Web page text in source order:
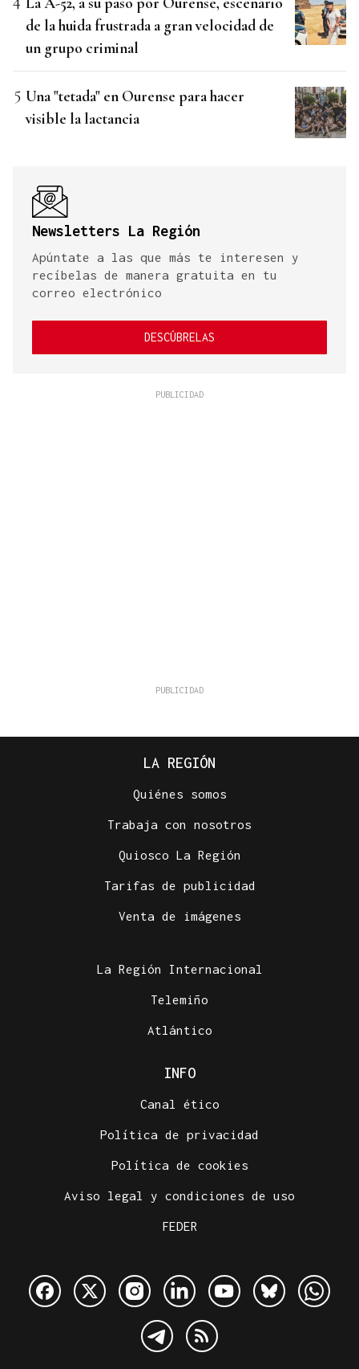
de la huida frustrada a gran velocidad de
un grupo criminal
Una "tetada" en Ourense para hacer
visible la lactancia
Newsletters La Región
Apúntate a las que más te interesen y
recíbelas de manera gratuita en tu
correo electrónico
DESCÚBRELAS
LA REGIÓN
Quiénes somos
Trabaja con nosotros
Quiosco La Región
Tarifas de publicidad
Venta de imágenes
La Región Internacional
Telemiño
Atlántico
INFO
Canal ético
Política de privacidad
Política de cookies
Aviso legal y condiciones de uso
FEDER